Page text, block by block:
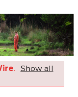
.
Show all